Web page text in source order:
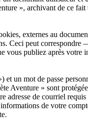
», archivant de ce
externes au
Ceci peut
vous publiez après
un mot de passe
Aventure » sont
adresse de courriel
de votre